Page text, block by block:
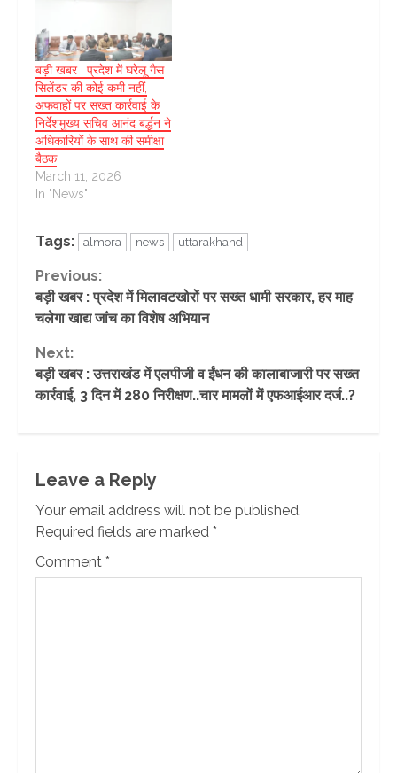
बड़ी खबर : प्रदेश में घरेलू गैस
सिलेंडर की कोई कमी नहीं,
अफवाहों पर सख्त कार्रवाई के
निर्देशमुख्य सचिव आनंद बर्द्धन ने
अधिकारियों के साथ की समीक्षा
बैठक
March 11, 2026
In "News"
Tags: almora news uttarakhand
Continue
Reading
Previous:
बड़ी खबर : प्रदेश में मिलावटखोरों पर सख्त धामी सरकार, हर माह
चलेगा खाद्य जांच का विशेष अभियान
Next:
बड़ी खबर : उत्तराखंड में एलपीजी व ईंधन की कालाबाजारी पर सख्त
कार्रवाई, 3 दिन में 280 निरीक्षण..चार मामलों में एफआईआर दर्ज..?
Leave a Reply
Your email address will not be published.
Required fields are marked *
Comment *